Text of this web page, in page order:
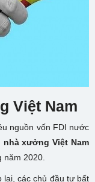
Việt Nam
nguồn vốn FDI nước
nhà xưởng Việt Nam
năm 2020.
lại, các chủ đầu tư bất